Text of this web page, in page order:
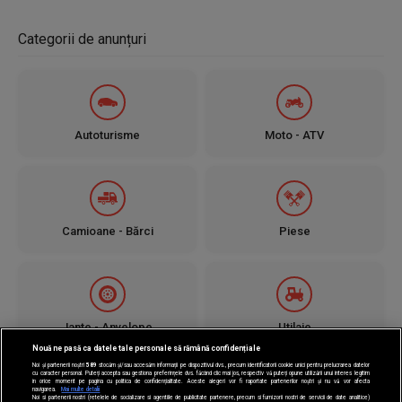
Categorii de anunțuri
Autoturisme Moto - ATV
Camioane - Bărci Piese
Jante - Anvelope Utilaje
Nouă ne pasă ca datele tale personale să rămână confidențiale
Noi și partenerii noștri 589 stocăm și/sau accesăm informații pe dispozitivul dvs., precum identificatorii cookie unici pentru prelucrarea datelor
cu caracter personal. Puteți accepta sau gestiona preferințele dvs. făcând clic mai jos, respectiv vă puteți opune utilizării unui interes legitim
în orice moment pe pagina cu politica de confidențialitate. Aceste alegeri vor fi raportate partenerilor noștri și nu vă vor afecta
navigarea.
Mai multe detalii
Noi si partenerii nostri (retelele de socializare si agentiile de publicitate partenere, precum si furnizorii nostri de servicii de date analitice)